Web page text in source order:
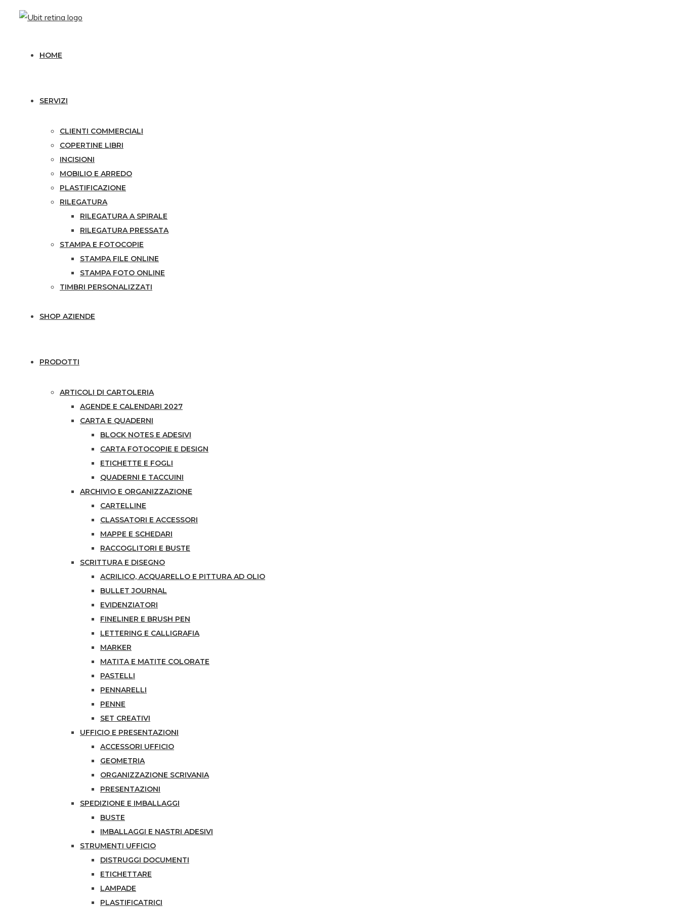
Skip
Skip
HOME
SERVIZI
CLIENTI COMMERCIALI
COPERTINE LIBRI
INCISIONI
MOBILIO E ARREDO
PLASTIFICAZIONE
RILEGATURA
RILEGATURA A SPIRALE
RILEGATURA PRESSATA
STAMPA E FOTOCOPIE
STAMPA FILE ONLINE
STAMPA FOTO ONLINE
TIMBRI PERSONALIZZATI
SHOP AZIENDE
PRODOTTI
ARTICOLI DI CARTOLERIA
AGENDE E CALENDARI 2027
CARTA E QUADERNI
BLOCK NOTES E ADESIVI
CARTA FOTOCOPIE E DESIGN
ETICHETTE E FOGLI
QUADERNI E TACCUINI
ARCHIVIO E ORGANIZZAZIONE
CARTELLINE
CLASSATORI E ACCESSORI
MAPPE E SCHEDARI
RACCOGLITORI E BUSTE
SCRITTURA E DISEGNO
ACRILICO, ACQUARELLO E PITTURA AD OLIO
BULLET JOURNAL
EVIDENZIATORI
FINELINER E BRUSH PEN
LETTERING E CALLIGRAFIA
MARKER
MATITA E MATITE COLORATE
PASTELLI
PENNARELLI
PENNE
SET CREATIVI
UFFICIO E PRESENTAZIONI
ACCESSORI UFFICIO
GEOMETRIA
ORGANIZZAZIONE SCRIVANIA
PRESENTAZIONI
SPEDIZIONE E IMBALLAGGI
BUSTE
IMBALLAGGI E NASTRI ADESIVI
STRUMENTI UFFICIO
DISTRUGGI DOCUMENTI
ETICHETTARE
LAMPADE
PLASTIFICATRICI